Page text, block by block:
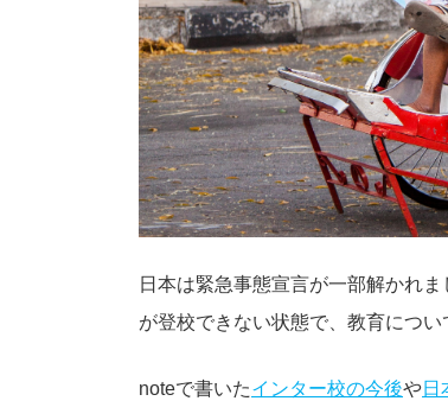
日本は緊急事態宣言が一部解かれ
が登校できない状態で、教育につ
noteで書いたインター校の今後や日